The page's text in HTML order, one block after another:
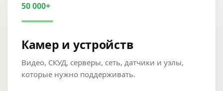
50 000+
Камер и устройств
Видео, СКУД, серверы, сеть, датчики и узлы,
которые нужно поддерживать.